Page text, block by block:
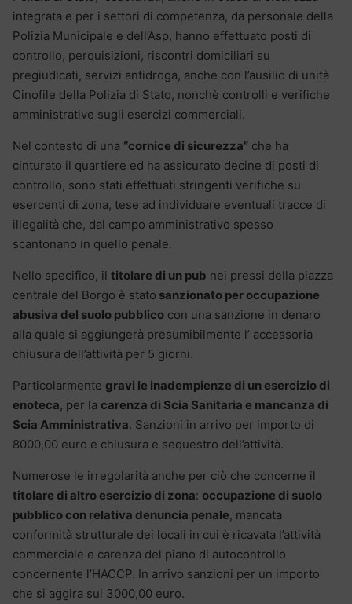
integrata e per i settori di competenza, da personale della
Polizia Municipale e dell’Asp, hanno effettuato posti di
controllo, perquisizioni, riscontri domiciliari su
pregiudicati, servizi antidroga, anche con l’ausilio di unità
Cinofile della Polizia di Stato, nonchè controlli e verifiche
amministrative sugli esercizi commerciali.
Nel contesto di una “cornice di sicurezza” che ha
cinturato il quartiere ed ha assicurato decine di posti di
controllo, sono stati effettuati stringenti verifiche su
esercenti di zona, tese ad individuare eventuali tracce di
illegalità che, dal campo amministrativo spesso
scantonano in quello penale.
Nello specifico, il titolare di un pub nei pressi della piazza
centrale del Borgo è stato sanzionato per occupazione
abusiva del suolo pubblico con una sanzione in denaro
alla quale si aggiungerà presumibilmente l’ accessoria
chiusura dell’attività per 5 giorni.
Particolarmente gravi le inadempienze di un esercizio di
enoteca, per la carenza di Scia Sanitaria e mancanza di
Scia Amministrativa. Sanzioni in arrivo per importo di
8000,00 euro e chiusura e sequestro dell’attività.
Numerose le irregolarità anche per ciò che concerne il
titolare di altro esercizio di zona: occupazione di suolo
pubblico con relativa denuncia penale, mancata
conformità strutturale dei locali in cui è ricavata l’attività
commerciale e carenza del piano di autocontrollo
concernente l’HACCP. In arrivo sanzioni per un importo
che si aggira sui 3000,00 euro.